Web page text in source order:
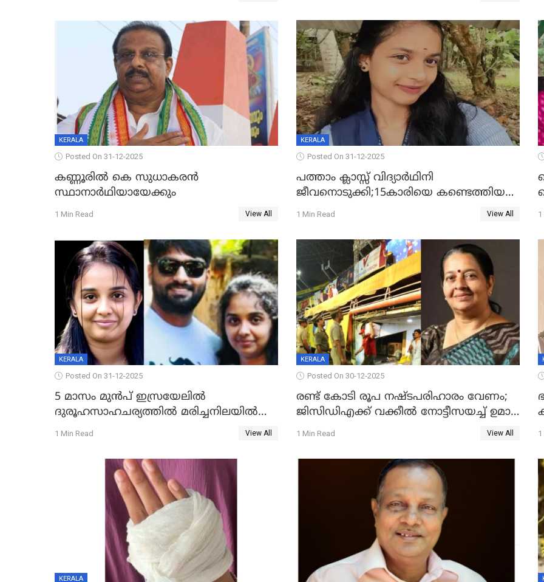
KERALA
Posted On 31-12-2025
കണ്ണൂരിൽ കെ സുധാകരൻ
സ്ഥാനാർഥിയായേക്കും
1 Min Read View All
KERALA
Posted On 31-12-2025
പത്താം ക്ലാസ്സ് വിദ്യാര്‍ഥിനി
ജീവനൊടുക്കി;15കാരിയെ കണ്ടെത്തിയത്
കിടപ്പുമുറിയില്‍ തൂങ്ങി മരിച്ച നിലയിൽ
1 Min Read View All 1
KERALA
Posted On 31-12-2025
5 മാസം മുൻപ് ഇസ്രയേലിൽ
ദുരൂഹസാഹചര്യത്തിൽ മരിച്ചനിലയിൽ
കണ്ടെത്തിയ മലയാളി യുവാവിന്റെ
1 Min Read View All
KERALA
Posted On 30-12-2025
രണ്ട് കോടി രൂപ നഷ്ടപരിഹാരം വേണം;
ജിസിഡിഎക്ക് വക്കീൽ നോട്ടീസയച്ച് ഉമാ
തോമസ്
1 Min Read View All 1
KERALA